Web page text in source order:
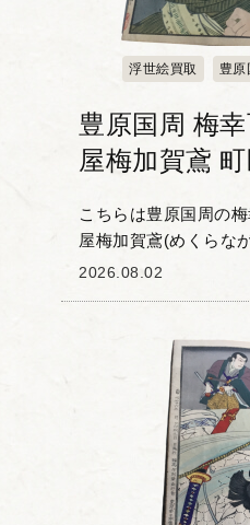
浮世絵買取 豊原
豊原国周 梅
屋梅加賀鳶 町
こちらは豊原国周の
屋梅加賀鳶(めくらな
町医道玄」です。 「梅幸百種(ばいこう
2026.08.02